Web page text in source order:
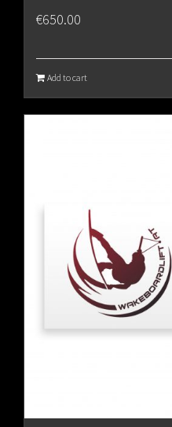
€650.00
Add to cart